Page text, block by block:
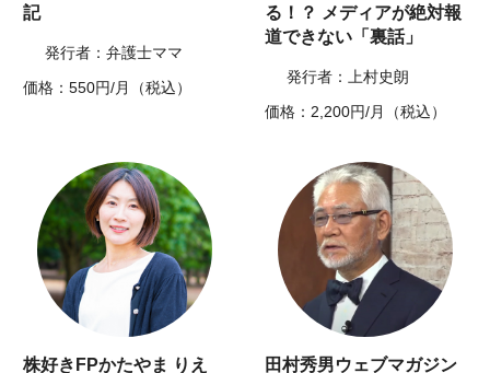
記
発行者：弁護士ママ
価格：550円/月（税込）
る！？ メディアが絶対報
道できない「裏話」
発行者：上村史朗
価格：2,200円/月（税込）
株好きFPかたやま りえ
田村秀男ウェブマガジン